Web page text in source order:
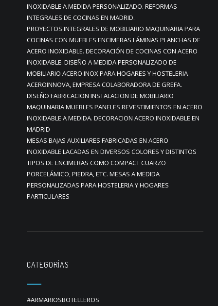
INOXIDABLE A MEDIDA PERSONALIZADO. REFORMAS
INTEGRALES DE COCINAS EN MADRID.
PROYECTOS INTEGRALES DE MOBILIARIO MAQUINARIA PARA
COCINAS CON MUEBLES ENCIMERAS LÁMINAS PLANCHAS DE
ACERO INOXIDABLE. DECORACIÓN DE COCINAS CON ACERO
INOXIDABLE. DISEÑO A MEDIDA PERSONALIZADO DE
MOBILIARIO ACERO INOX PARA HOGARES Y HOSTELERIA
ACEROINNOVA, EMPRESA COLABORADORA DE GREFA.
DISEÑO FABRICACION INSTALACION DE MOBILIARIO
MAQUINARIA MUEBLES PANELES REVESTIMIENTOS EN ACERO
INOXIDABLE A MEDIDA. DECORACION ACERO INOXIDABLE EN
MADRID
MESAS BAJAS AUXILIARES FABRICADAS EN ACERO
INOXIDABLE LACADAS EN DIVERSOS COLORES Y DISTINTOS
TIPOS DE ENCIMERAS COMO COMPACT CUARZO
PORCELÁMICO, PIEDRA, ETC. MESAS A MEDIDA
PERSONALIZADAS PARA HOSTELERIA Y HOGARES
PARTICULARES
CATEGORÍAS
#ARMARIOSBOTELLEROS